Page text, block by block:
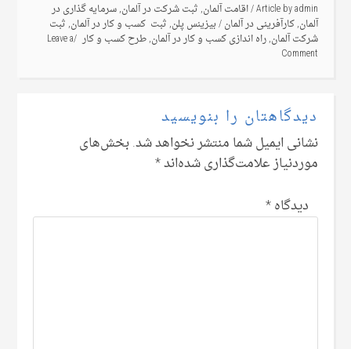
Article byadmin
/اقامت آلمان,ثبت شرکت در آلمان,سرمایه گذاری در
آلمان,کارآفرینی در آلمان/بیزینس پلن,ثبت کسب و کار در آلمان,ثبت
شرکت آلمان,راه اندازی کسب و کار در آلمان,طرح کسب و کار Leave a
Comment
دیدگاهتان را بنویسید
نشانی ایمیل شما منتشر نخواهد شد.بخش‌های
موردنیاز علامت‌گذاری شده‌اند*
دیدگاه*